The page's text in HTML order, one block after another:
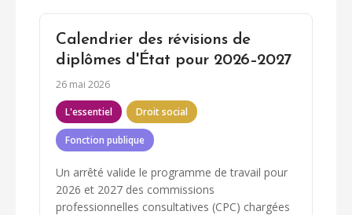
Calendrier des révisions de
diplômes d'État pour 2026–2027
26 mai 2026
L'essentiel Droit social
Fonction publique
Un arrêté valide le programme de travail pour
2026 et 2027 des commissions
professionnelles consultatives (CPC) chargées